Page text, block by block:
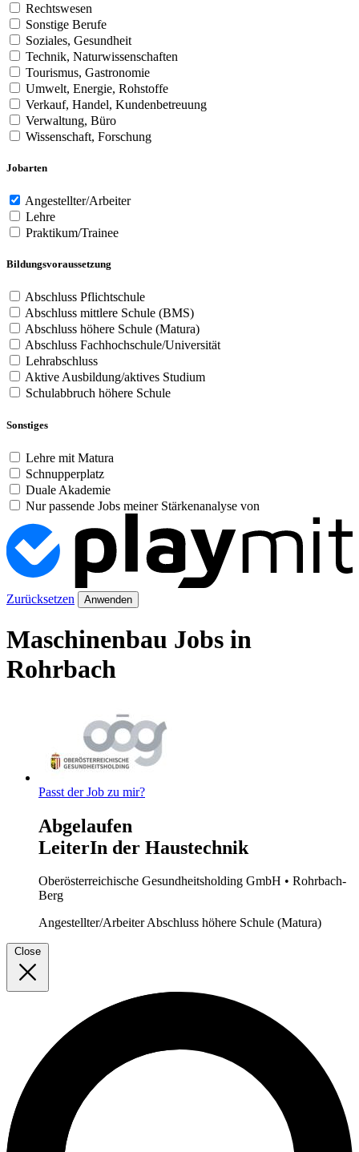
Rechtswesen
Sonstige Berufe
Soziales, Gesundheit
Technik, Naturwissenschaften
Tourismus, Gastronomie
Umwelt, Energie, Rohstoffe
Verkauf, Handel, Kundenbetreuung
Verwaltung, Büro
Wissenschaft, Forschung
Jobarten
Angestellter/Arbeiter
Lehre
Praktikum/Trainee
Bildungsvoraussetzung
Abschluss Pflichtschule
Abschluss mittlere Schule (BMS)
Abschluss höhere Schule (Matura)
Abschluss Fachhochschule/Universität
Lehrabschluss
Aktive Ausbildung/aktives Studium
Schulabbruch höhere Schule
Sonstiges
Lehre mit Matura
Schnupperplatz
Duale Akademie
Nur passende Jobs meiner Stärkenanalyse von
Zurücksetzen Anwenden
Maschinenbau Jobs in
Rohrbach
Passt der Job zu mir?
Abgelaufen
LeiterIn der Haustechnik
Oberösterreichische Gesundheitsholding GmbH • Rohrbach-
Berg
Angestellter/ArbeiterAbschluss höhere Schule (Matura)
Close